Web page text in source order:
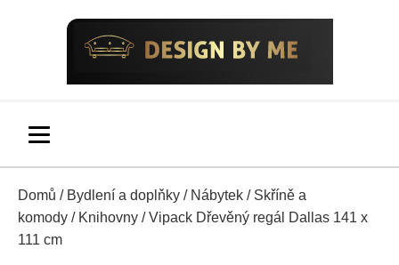
Domů / Bydlení a doplňky / Nábytek / Skříně a
komody / Knihovny / Vipack Dřevěný regál Dallas 141 x
111 cm